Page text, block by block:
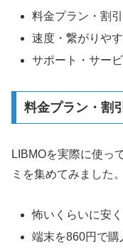
料金プラン・割
速度・繋がりや
サポート・サー
料金プラン・割
LIBMOを実際に使っ
ミを集めてみました。
怖いくらいに安
端末を860円で購